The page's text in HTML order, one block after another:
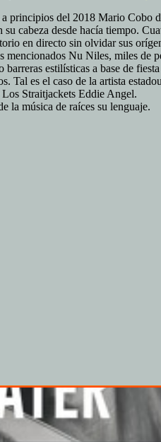
principios del 2018 Mario Cobo
cabeza desde hacía tiempo.
en directo sin olvidar sus
Nu Niles, miles de
estilísticas a base de
Tal es el caso de la artista
Straitjackets Eddie Angel.
la música de raíces su lenguaje.